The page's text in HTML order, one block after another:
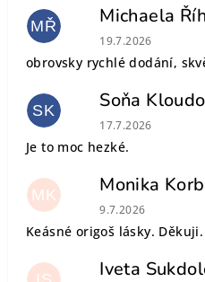
MŘ Michaela
Hodnocení
19.7.2026
obrovsky rychlé dodání,
SK Soňa
Hodnocení
17.7.2026
Je to moc hezké.
MK Monika
Hodnocení
9.7.2026
Keásné origoš lásky. Děkuji.
Iveta